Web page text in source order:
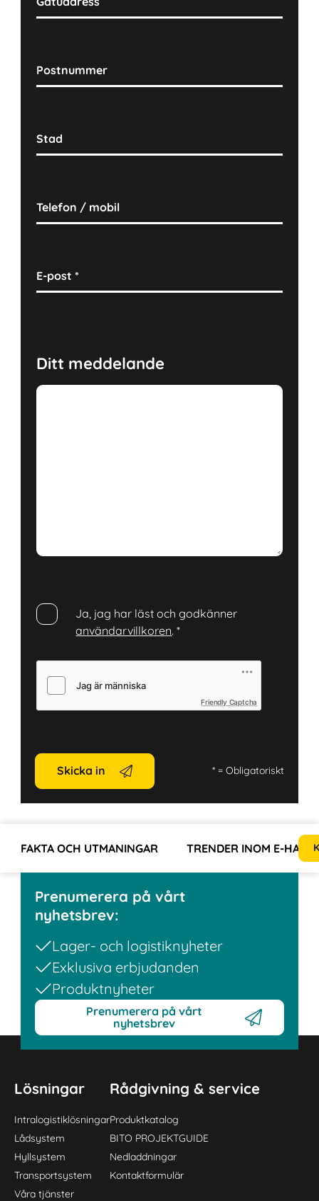
Postnummer
Stad
Telefon / mobil
E-post*
Ditt meddelande
Ja, jag har läst och godkänner
användarvillkoren.*
Friendly Captcha
Skicka in *= Obligatoriskt
FAKTA OCH UTMANINGAR TRENDER INOM E-
Prenumerera på vårt
nyhetsbrev:
Lager- och logistiknyheter
Exklusiva erbjudanden
Produktnyheter
Prenumerera på vårt
nyhetsbrev
Lösningar
Intralogistiklösningar
Lådsystem
Hyllsystem
Transportsystem
Våra tjänster
Rådgivning & service
Produktkatalog
BITO PROJEKTGUIDE
Nedladdningar
Kontaktformulär